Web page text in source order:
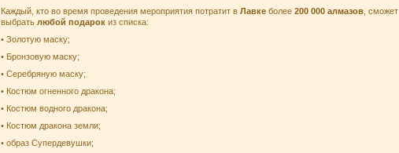
Каждый, кто во время проведения мероприятия потратит в Лавке более 200 000 алмазов , сможет
выбрать любой подарок из списка:
• Золотую маску;
• Бронзовую маску;
• Серебряную маску;
• Костюм огненного дракона;
• Костюм водного дракона;
• Костюм дракона земли;
• образ Супердевушки;